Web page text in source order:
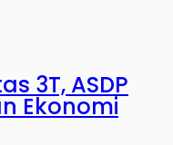
3T, ASDP
Ekonomi